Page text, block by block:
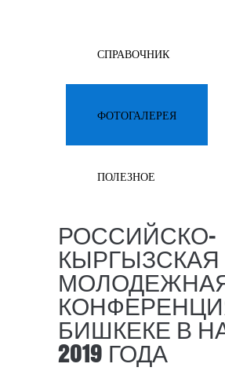
СПРАВОЧНИК
ФОТОГАЛЕРЕЯ
ПОЛЕЗНОЕ
РОССИЙСКО-
КЫРГЫЗСКАЯ
БИШКЕКЕ В
2019 ГОДА